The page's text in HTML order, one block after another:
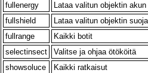
fullenergy
Lataa valitun objektin akun
fullshield
Lataa valitun objektin
fullrange
Kaikki botit
selectinsect
Valitse ja ohjaa ötököitä
showsoluce
Kaikki ratkaisut